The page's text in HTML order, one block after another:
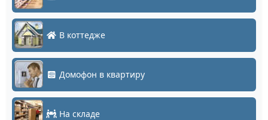
В коттедже
Домофон в квартиру
На складе